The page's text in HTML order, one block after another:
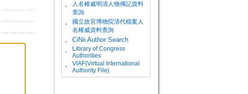
。
人名權威明清人物傳記資料
查詢
。
國立故宮博物院清代檔案人
名權威資料查詢
。
CiNii Author Search
。
Library of Congress
Authorities
。
VIAF(Virtual International
Authority File)